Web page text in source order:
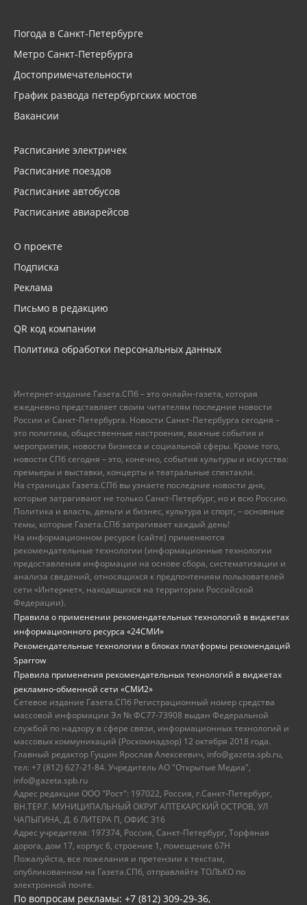
Погода в Санкт-Петербурге
Метро Санкт-Петербурга
Достопримечательности
График развода петербургских мостов
Вакансии
Расписание электричек
Расписание поездов
Расписание автобусов
Расписание авиарейсов
О проекте
Подписка
Реклама
Письмо в редакцию
QR код компании
Политика обработки персональных данных
Интернет-издание Газета.СПб – это онлайн-газета, которая
ежедневно представляет своим читателям последние новости
России и Санкт-Петербурга. Новости Санкт-Петербурга сегодня –
это политика, общественные настроения, важные события и
мероприятия, новости бизнеса и социальной сферы. Кроме того,
новости СПб сегодня – это, конечно, события культуры и искусства:
премьеры и выставки, концерты и театральные спектакли.
На страницах Газета.СПб вы узнаете последние новости дня,
которые затрагивают не только Санкт-Петербург, но и всю Россию.
Политика и власть, деньги и бизнес, культура и спорт, – основные
темы, которые Газета.СПб затрагивает каждый день!
На информационном ресурсе (сайте) применяются
рекомендательные технологии (информационные технологии
предоставления информации на основе сбора, систематизации и
анализа сведений, относящихся к предпочтениям пользователей
сети «Интернет», находящихся на территории Российской
Федерации).
Правила о применении рекомендательных технологий в виджетах
информационного ресурса «24СМИ»
Рекомендательные технологии в блоках платформы рекомендаций
Sparrow
Правила применения рекомендательных технологий в виджетах
рекламно-обменной сети «СМИ2»
Сетевое издание Газета.СПб Регистрационный номер средства
массовой информации Эл № ФС77-73908 выдан Федеральной
службой по надзору в сфере связи, информационных технологий и
массовых коммуникаций (Роскомнадзор) 12 октября 2018 года.
Главный редактор Гущин Ярослав Алексеевич, info@gazeta.spb.ru,
тел: +7 (812) 627-21-84. Учредитель АО "Открытые Медиа",
info@gazeta.spb.ru
Адрес редакции ООО "Рост": 197022, Россия, г.Санкт-Петербург,
ВН.ТЕР.Г. МУНИЦИПАЛЬНЫЙ ОКРУГ АПТЕКАРСКИЙ ОСТРОВ, УЛ
ЧАПЫГИНА, Д. 6 ЛИТЕРА П, ОФИС 316
Адрес учредителя: 197374, Россия, Санкт-Петербург, Торфяная
дорога, дом 17, корпус 6, строение 1, помещение 67Н
Пожалуйста, все пожелания и претензии к текстам,
опубликованном на Газета.СПб, отправляйте ТОЛЬКО по
электронной почте.
По вопросам рекламы: +7 (812) 309-29-36,